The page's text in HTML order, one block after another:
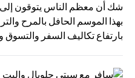
شك أن معظم الناس يتوقون
بهذا الموسم الحافل بالمرح
بارتفاع تكاليف السفر والتسوق